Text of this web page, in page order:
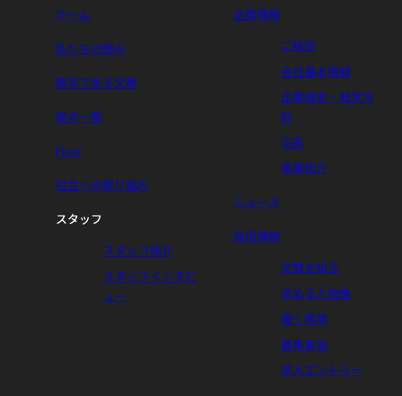
ホーム
私たちの強み
数字で見る文教
拠点一覧
Flow
社会への取り組み
スタッフ
スタッフ紹介
スタッフインタビ
ュー
企業情報
ご挨拶
会社基本情報
企業理念・経営方
針
沿革
事業紹介
ニュース
採用情報
文教を知る
求める人物像
働く環境
募集要項
求人エントリー